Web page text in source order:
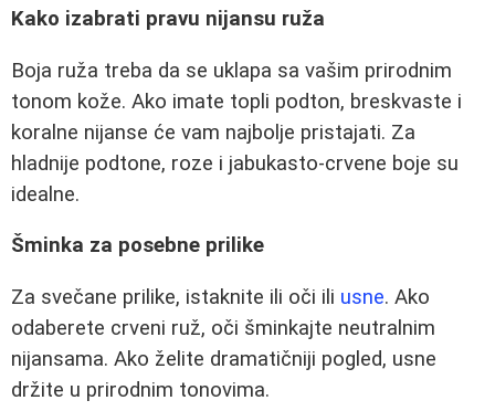
Kako izabrati pravu nijansu ruža
Boja ruža treba da se uklapa sa vašim prirodnim
tonom kože. Ako imate topli podton, breskvaste i
koralne nijanse će vam najbolje pristajati. Za
hladnije podtone, roze i jabukasto-crvene boje su
idealne.
Šminka za posebne prilike
Za svečane prilike, istaknite ili oči ili usne. Ako
odaberete crveni ruž, oči šminkajte neutralnim
nijansama. Ako želite dramatičniji pogled, usne
držite u prirodnim tonovima.